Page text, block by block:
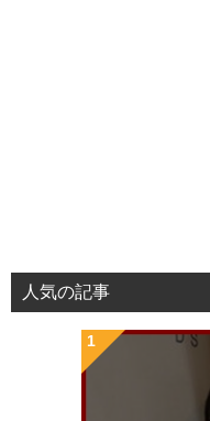
人気の記事